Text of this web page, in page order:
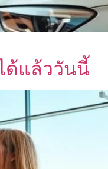
ด้แล้ววันนี้